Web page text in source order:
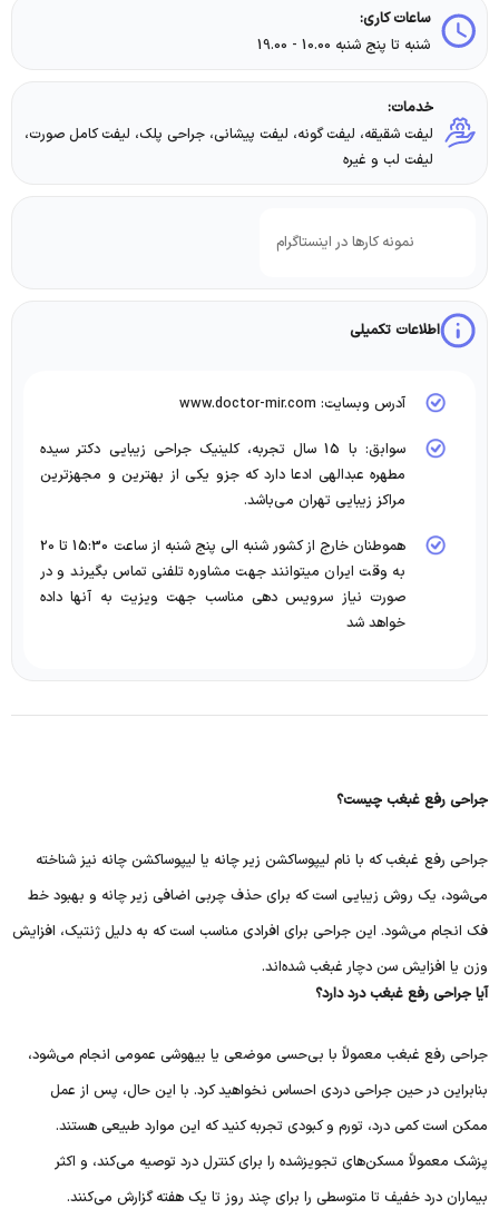
ساعات کاری:
شنبه تا پنج شنبه 10.00 - 19.00
خدمات:
لیفت شقیقه، لیفت گونه، لیفت پیشانی، جراحی پلک، لیفت کامل صورت،
لیفت لب و غیره
نمونه کارها در اینستاگرام
اطلاعات تکمیلی
آدرس وبسایت: www.doctor-mir.com
سوابق: با 15 سال تجربه، کلینیک جراحی زیبایى دکتر سیده
مطهره عبدالهی ادعا دارد که جزو یکى از بهترین و مجهزترین
مراکز زیبایى تهران مى‌باشد.
هموطنان خارج از کشور شنبه الی پنج شنبه از ساعت 15:30 تا 20
به وقت ایران میتوانند جهت مشاوره تلفنی تماس بگیرند و در
صورت نیاز سرویس دهی مناسب جهت ویزیت به آنها داده
خواهد شد
جراحی رفع غبغب چیست؟
جراحی رفع غبغب که با نام لیپوساکشن زیر چانه یا لیپوساکشن چانه نیز شناخته
می‌شود، یک روش زیبایی است که برای حذف چربی اضافی زیر چانه و بهبود خط
فک انجام می‌شود. این جراحی برای افرادی مناسب است که به دلیل ژنتیک، افزایش
وزن یا افزایش سن دچار غبغب شده‌اند.
آیا جراحی رفع غبغب درد دارد؟
جراحی رفع غبغب معمولاً با بی‌حسی موضعی یا بیهوشی عمومی انجام می‌شود،
بنابراین در حین جراحی دردی احساس نخواهید کرد. با این حال، پس از عمل
ممکن است کمی درد، تورم و کبودی تجربه کنید که این موارد طبیعی هستند.
پزشک معمولاً مسکن‌های تجویز‌شده را برای کنترل درد توصیه می‌کند، و اکثر
بیماران درد خفیف تا متوسطی را برای چند روز تا یک هفته گزارش می‌کنند.